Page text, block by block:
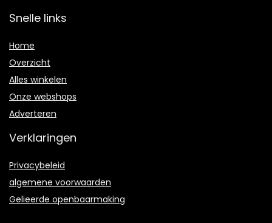
Snelle links
Home
Overzicht
Alles winkelen
Onze webshops
Adverteren
Verklaringen
Privacybeleid
algemene voorwaarden
Gelieerde openbaarmaking